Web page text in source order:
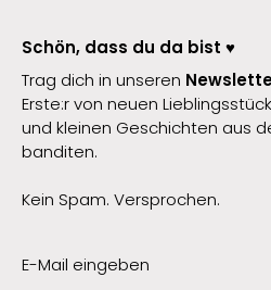
Schön, dass du da bist ♥️
Trag dich in unseren
Erste:r von neuen
und kleinen Geschichten aus
banditen.
Kein Spam. Versprochen.